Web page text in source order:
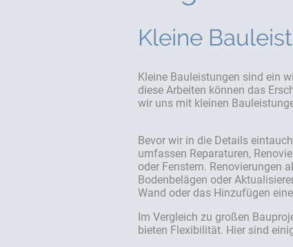
Kleine
Kleine Bauleistungen sind ein
diese Arbeiten können das
wir uns mit kleinen
Bevor wir in die Details
umfassen Reparaturen,
oder Fenstern. Renovierungen
Bodenbelägen oder
Wand oder das Hinzufügen
Im Vergleich zu großen
bieten Flexibilität. Hier sind